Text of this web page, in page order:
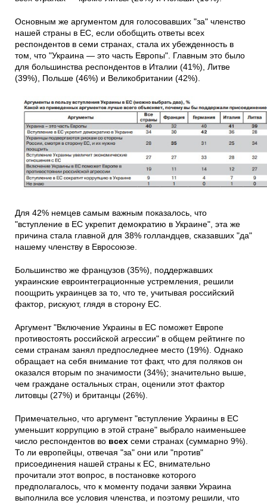
Основным же аргументом для голосовавших "за" членство
нашей страны в ЕС, если обобщить ответы всех
респондентов в семи странах, стала их убежденность в
том, что "Украина — это часть Европы". Главным это было
для большинства респондентов в Италии (41%), Литве
(39%), Польше (46%) и Великобритании (42%).
Для 42% немцев самым важным показалось, что
"вступление в ЕС укрепит демократию в Украине", эта же
причина стала главной для 38% голландцев, сказавших "да"
нашему членству в Евросоюзе.
Большинство же французов (35%), поддержавших
украинские евроинтеграционные устремления, решили
поощрить украинцев за то, что те, учитывая российский
фактор, рискуют, глядя в сторону ЕС.
Аргумент "Включение Украины в ЕС поможет Европе
противостоять российской агрессии" в общем рейтинге по
семи странам занял предпоследнее место (19%). Однако
обращает на себя внимание тот факт, что для поляков он
оказался вторым по значимости (34%); значительно выше,
чем граждане остальных стран, оценили этот фактор
литовцы (27%) и британцы (26%).
Примечательно, что аргумент "вступление Украины в ЕС
уменьшит коррупцию в этой стране" выбрало наименьшее
число респондентов во всех семи странах (суммарно 9%).
То ли европейцы, отвечая "за" они или "против"
присоединения нашей страны к ЕС, внимательно
прочитали этот вопрос, в постановке которого
предполагалось, что к моменту подачи заявки Украина
выполнила все условия членства, и поэтому решили, что